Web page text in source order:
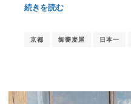
続きを読む
京都 御蕎麦屋 日本一